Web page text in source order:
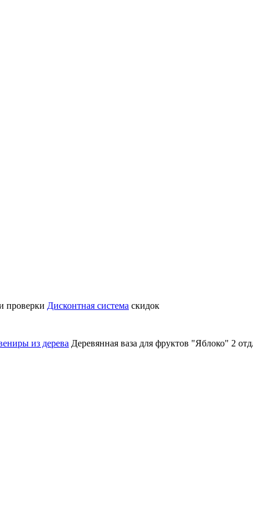
проверки Дисконтная система скидок
из дерева Деревянная ваза для фруктов "Яблоко" 2